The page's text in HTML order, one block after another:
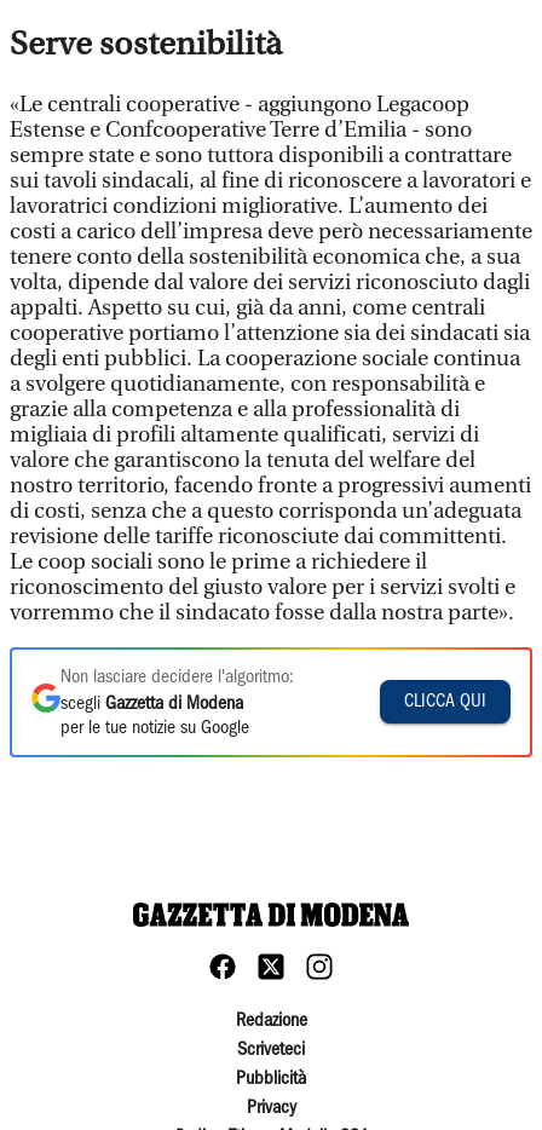
Serve sostenibilità
«Le centrali cooperative - aggiungono Legacoop
Estense e Confcooperative Terre d’Emilia - sono
sempre state e sono tuttora disponibili a contrattare
sui tavoli sindacali, al fine di riconoscere a lavoratori e
lavoratrici condizioni migliorative. L’aumento dei
costi a carico dell’impresa deve però necessariamente
tenere conto della sostenibilità economica che, a sua
volta, dipende dal valore dei servizi riconosciuto dagli
appalti. Aspetto su cui, già da anni, come centrali
cooperative portiamo l’attenzione sia dei sindacati sia
degli enti pubblici. La cooperazione sociale continua
a svolgere quotidianamente, con responsabilità e
grazie alla competenza e alla professionalità di
migliaia di profili altamente qualificati, servizi di
valore che garantiscono la tenuta del welfare del
nostro territorio, facendo fronte a progressivi aumenti
di costi, senza che a questo corrisponda un’adeguata
revisione delle tariffe riconosciute dai committenti.
Le coop sociali sono le prime a richiedere il
riconoscimento del giusto valore per i servizi svolti e
vorremmo che il sindacato fosse dalla nostra parte».
Non lasciare decidere l'algoritmo:
scegli Gazzetta di Modena
per le tue notizie su Google
CLICCA QUI
Redazione
Scriveteci
Pubblicità
Privacy